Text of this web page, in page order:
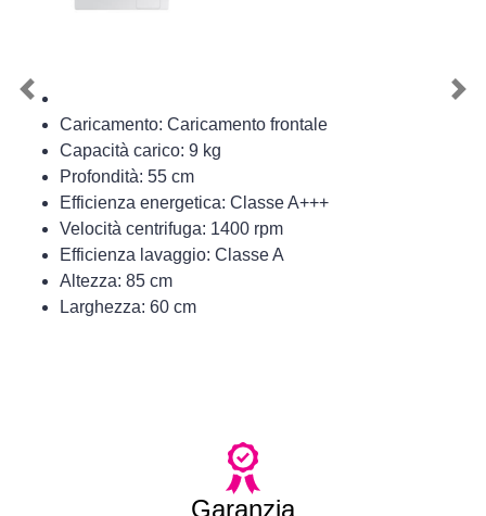
Caricamento: Caricamento frontale
Capacità carico: 9 kg
Profondità: 55 cm
Efficienza energetica: Classe A+++
Velocità centrifuga: 1400 rpm
Efficienza lavaggio: Classe A
Altezza: 85 cm
Larghezza: 60 cm
Previous
Garanzia